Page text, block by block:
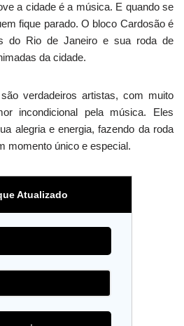
a cidade é a música. E quando se
fique parado. O bloco Cardosão é
do Rio de Janeiro e sua roda de
da cidade.
verdadeiros artistas, com muito
incondicional pela música. Eles
alegria e energia, fazendo da roda
momento único e especial.
Atualizado